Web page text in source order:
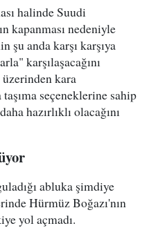
halinde Suudi
kapanması nedeniyle
şu anda karşı karşıya
karşılaşacağını
kara
seçeneklerine sahip
hazırlıklı olacağını
abluka şimdiye
Hürmüz Boğazı'nın
yol açmadı.